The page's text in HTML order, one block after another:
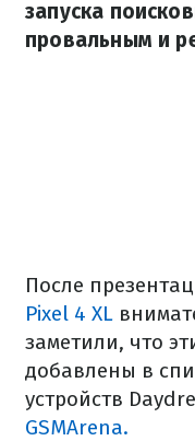
запуска
провальным и
После
Pixel 4 XL
заметили, что
добавлены в
устройств
GSMArena.